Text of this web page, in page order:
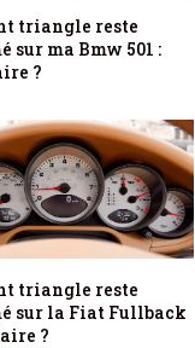
triangle reste
sur ma Bmw 501 :
?
triangle reste
sur la Fiat Fullback
?